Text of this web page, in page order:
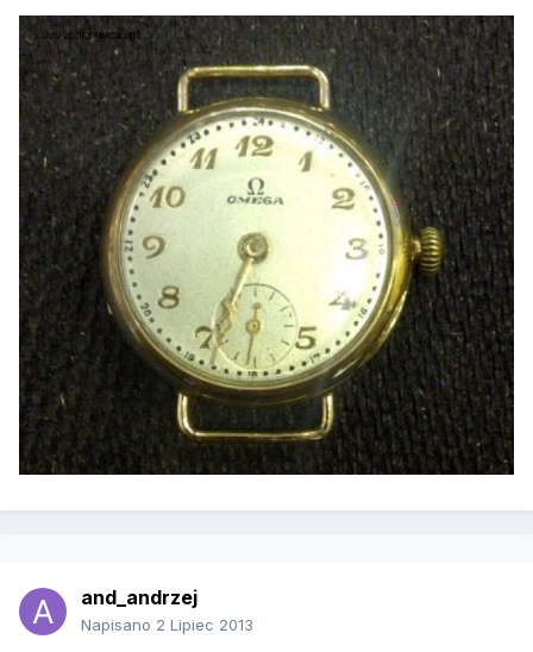
and_andrzej
Napisano 2 Lipiec 2013